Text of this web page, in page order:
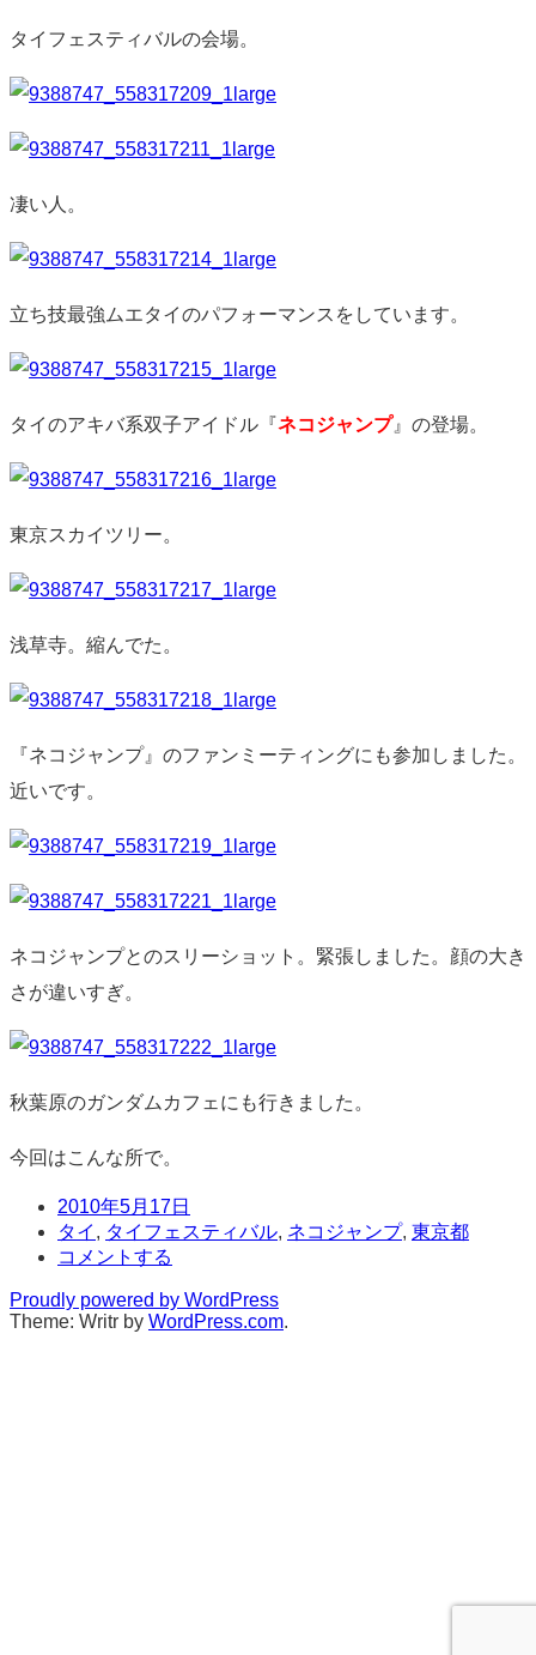
タイフェスティバルの会場。
凄い人。
立ち技最強ムエタイのパフォーマンスをしています。
タイのアキバ系双子アイドル『ネコジャンプ』の登場。
東京スカイツリー。
浅草寺。縮んでた。
『ネコジャンプ』のファンミーティングにも参加しました。
近いです。
ネコジャンプとのスリーショット。緊張しました。顔の大き
さが違いすぎ。
秋葉原のガンダムカフェにも行きました。
今回はこんな所で。
日
時
2010年5月17日
タ
グ
タイ , タイフェスティバル, ネコジャンプ, 東京都
コ
ン
ト
コメントする
Proudly powered by WordPress
Theme: Writr by WordPress.com.